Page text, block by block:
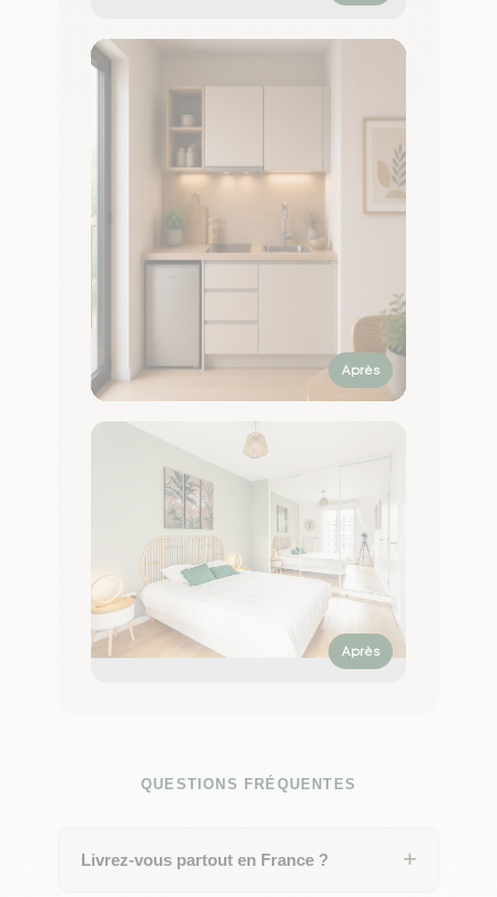
Après
Après
QUESTIONS FRÉQUENTES
Livrez-vous partout en France ?